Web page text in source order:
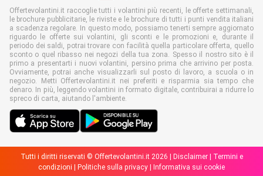
Offertevolantini.it raccoglie tutti i volantini più recenti, le offerte settimanali,
le brochure pubblicitarie, le riviste e le brochure di tutti i punti vendita italiani
a scadenza regolare. In questo modo, possiamo tenerti sempre aggiornato
riguardo le offerte sui volantini, gli sconti e le promozioni e, durante il
periodo dei saldi, potrai trovare con facilità quella particolare offerta, quello
sconto o quel ribasso nei negozi della tua zona. Spesso il nostro sito è il
primo a presentarti i nuovi volantini, persino prima che arrivino per posta.
Ovviamente, potrai anche visualizzarli sul posto di lavoro, a scuola o in
negozio. Metti Offertevolantini.it nei preferiti e risparmia sia tempo che
denaro. In più, leggendo volantini in formato digitale, contribuirai a ridurre lo
spreco di carta, aiutando l'ambiente.
Tutti i diritti riservati © Offertevolantini.it 2026 | Disclaimer|
Termini e
condizioni
Politiche sulla privacy Informativa sui cookie